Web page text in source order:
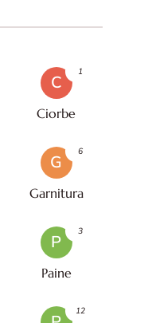
C
Ciorbe
1
G
Garnitura
6
P
Paine
3
12